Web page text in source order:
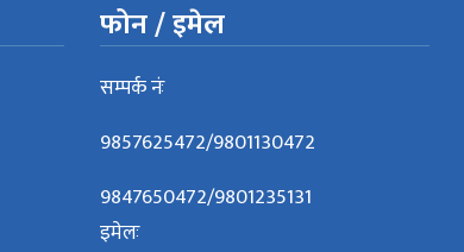
फोन / इमेल
सम्पर्क नंः
9857625472/9801130472
9847650472/9801235131
इमेलः